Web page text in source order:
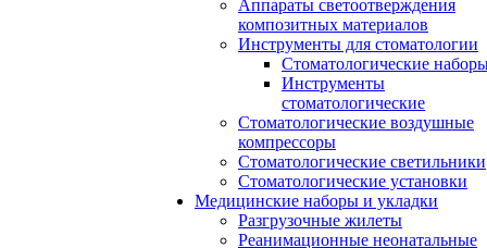
Аппараты светоотверждения
композитных материалов
Инструменты для стоматологии
Стоматологические
Инструменты
стоматологические
Стоматологические воздушные
компрессоры
Стоматологические светильники
Стоматологические установки
Медицинские наборы и укладки
Разгрузочные жилеты
Реанимационные неонатальные